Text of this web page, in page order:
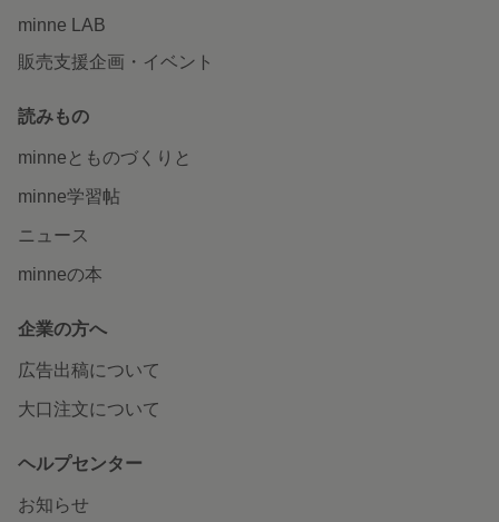
minne LAB
販売支援企画・イベント
読みもの
minneとものづくりと
minne学習帖
ニュース
minneの本
企業の方へ
広告出稿について
大口注文について
ヘルプセンター
お知らせ